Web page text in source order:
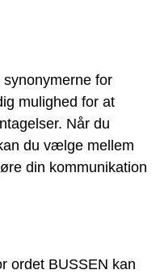
for
mulighed for at
Når du
du vælge mellem
din kommunikation
ordet BUSSEN kan